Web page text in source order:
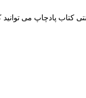
پادچاپ می توانید